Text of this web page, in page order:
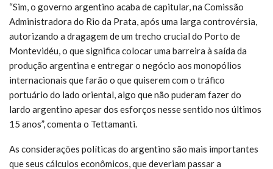
“Sim, o governo argentino acaba de capitular, na Comissão
Administradora do Rio da Prata, após uma larga controvérsia,
autorizando a dragagem de um trecho crucial do Porto de
Montevidéu, o que significa colocar uma barreira à saída da
produção argentina e entregar o negócio aos monopólios
internacionais que farão o que quiserem com o tráfico
portuário do lado oriental, algo que não puderam fazer do
lardo argentino apesar dos esforços nesse sentido nos últimos
15 anos”, comenta o Tettamanti.
As considerações políticas do argentino são mais importantes
que seus cálculos econômicos, que deveriam passar a